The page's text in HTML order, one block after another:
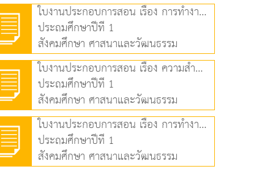
ใบงานประกอบการสอน เรื่อง การทำงานและประเภทของการทำงาน (75.39 KB)
ประถมศึกษาปีที่ 1
สังคมศึกษา ศาสนาและวัฒนธรรม
ใบงานประกอบการสอน เรื่อง ความสำคัญของการทำงาน (79.45 KB)
ประถมศึกษาปีที่ 1
สังคมศึกษา ศาสนาและวัฒนธรรม
ใบงานประกอบการสอน เรื่อง การทำงานอย่างสุจริต (247.08 KB)
ประถมศึกษาปีที่ 1
สังคมศึกษา ศาสนาและวัฒนธรรม